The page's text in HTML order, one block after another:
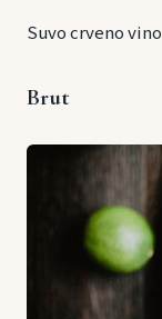
Suvo crveno vino
Brut